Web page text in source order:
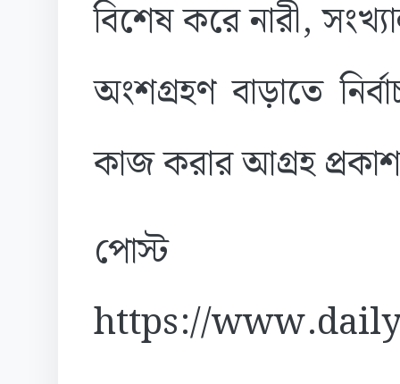
বিশেষ করে নারী,
অংশগ্রহণ বাড়াতে
কাজ করার আগ্রহ
https://